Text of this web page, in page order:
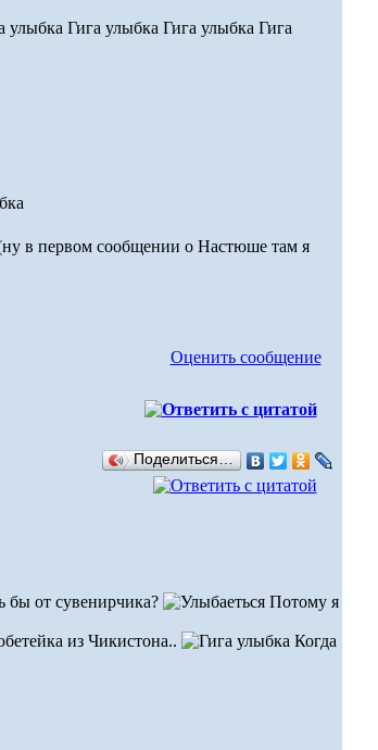
Гига улыбка Гига улыбка Гига
в первом сообщении о Настюше там я
Оценить сообщение
Поделиться…
бы от сувенирчика?
Потому я
из Чикистона..
Когда